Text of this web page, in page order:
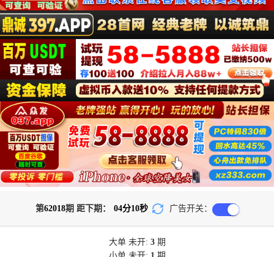
第62018期 距下期： 04分10秒 广告开关：
大单 未开: 3期